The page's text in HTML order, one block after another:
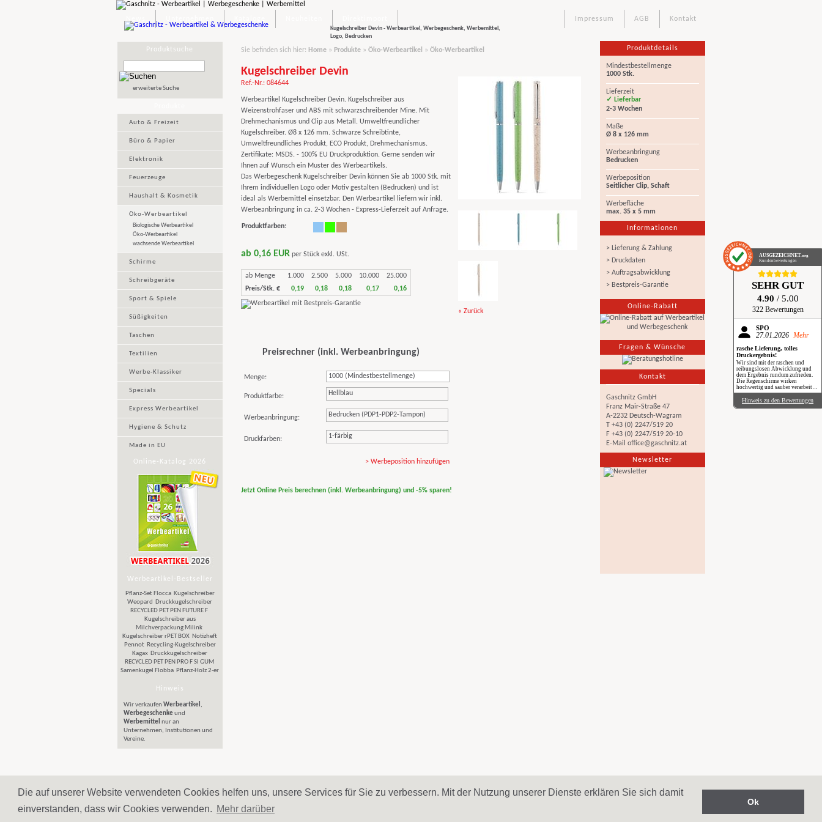
Die auf unserer Website verwendeten Cookies helfen uns, unsere Services für Sie zu verbessern. Mit der Nutzung unserer Dienste erklären Sie sich damit
einverstanden, dass wir Cookies verwenden. Mehr darüber
Ok
AUSGEZEICHNET.org
Kundenbewertungen
SEHR GUT
4.90 / 5.00
322 Bewertungen
SPÖ
27.01.2026 Mehr
rasche Lieferung, tolles
Druckergebnis!
Wir sind mit der raschen und
reibungslosen Abwicklung und
dem Ergebnis rundum zufrieden.
Die Regenschirme wirken
hochwertig und sauber verarbeitet.
Besonders positiv: Der Druck ist
gestochen scharf, farbintensiv und
auch bei genauerem Hinsehen sehr
Hinweis zu den Bewertungen
Kugelschreiber Devin - Werbeartikel, Werbegeschenk, Werbemittel,
Logo, Bedrucken
Kontakt
AGB
Impressum
Produktsuche
erweiterte Suche
Auto & Freizeit
Büro & Papier
Elektronik
Feuerzeuge
Haushalt & Kosmetik
Öko-Werbeartikel
Biologische Werbeartikel
Öko-Werbeartikel
wachsende Werbeartikel
Schirme
Schreibgeräte
Sport & Spiele
Süßigkeiten
Taschen
Textilien
Werbe-Klassiker
Specials
Express Werbeartikel
Hygiene & Schutz
Made in EU
Online-Katalog 2026
Werbeartikel-Bestseller
Pflanz-Set Flocca Kugelschreiber
Weopard
Druckkugelschreiber
RECYCLED PET PEN FUTURE F
Kugelschreiber aus
Milchverpackung Milink
Kugelschreiber rPET BOX Notizheft
Pennot Recycling-Kugelschreiber
Kagax Druckkugelschreiber
RECYCLED PET PEN PRO F SI GUM
Samenkugel Flobba Pflanz-Holz 2-er
Hinweis
Wir verkaufen Werbeartikel ,
Werbegeschenkeund
Werbemittel nur an
Unternehmen, Institutionen und
Vereine.
Sie befinden sich hier: Home» Produkte» Öko-Werbeartikel » Öko-Werbeartikel
Kugelschreiber Devin
Ref.-Nr.: 084644
Werbeartikel Kugelschreiber Devin. Kugelschreiber aus
Weizenstrohfaser und ABS mit schwarzschreibender Mine. Mit
Drehmechanismus und Clip aus Metall. Umweltfreundlicher
Kugelschreiber. Ø8 x 126 mm. Schwarze Schreibtinte,
Umweltfreundliches Produkt, ECO Produkt, Drehmechanismus.
Zertifikate: MSDS. - 100% EU Druckproduktion. Gerne senden wir
Ihnen auf Wunsch ein Muster des Werbeartikels.
Das Werbegeschenk Kugelschreiber Devin können Sie ab 1000 Stk. mit
Ihrem individuellen Logo oder Motiv gestalten (Bedrucken) und ist
ideal als Werbemittel einsetzbar. Den Werbeartikel liefern wir inkl.
Werbeanbringung in ca. 2-3 Wochen - Express-Lieferzeit auf Anfrage.
Produktfarben:
ab 0,16 EURper Stück exkl. USt.
ab Menge 1.000 2.500 5.000 10.000
25.000
Preis/Stk. €
0,19 0,18 0,18 0,17 0,16
Preisrechner (inkl. Werbeanbringung)
Menge:
Produktfarbe: Hellblau
Werbeanbringung: Bedrucken (PDP1-PDP2-Tampon)
Druckfarben: 1-färbig
> Werbeposition hinzufügen
Jetzt Online Preis berechnen (inkl. Werbeanbringung) und -5% sparen!
« Zurück
Produktdetails
Mindestbestellmenge
1000 Stk.
Lieferzeit
✓ Lieferbar
2-3 Wochen
Maße
Ø 8 x 126 mm
Werbeanbringung
Bedrucken
Werbeposition
Seitlicher Clip, Schaft
Werbefläche
max. 35 x 5 mm
Informationen
> Lieferung & Zahlung
> Druckdaten
> Auftragsabwicklung
> Bestpreis-Garantie
Online-Rabatt
Fragen & Wünsche
Kontakt
Gaschnitz GmbH
Franz Mair-Straße 47
A-2232 Deutsch-Wagram
T +43 (0) 2247/519 20
F +43 (0) 2247/519 20-10
E-Mail office@gaschnitz.at
Newsletter
© Gaschnitz GmbH 2007-2026 - Ihr Partner fürWerbeartikel,WerbegeschenkeundWerbemittelin Wien, Österreich.